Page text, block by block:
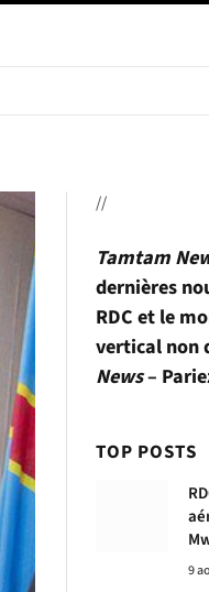
//
Tamtam
dernières
RDC et le
vertical non
News–
TOP POSTS
9